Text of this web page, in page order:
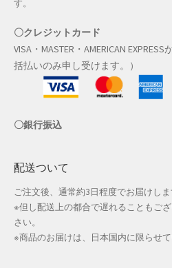
商品一覧
夏服ファッション特集
店舗一覧
成人の日特集
支払い
す。
〇クレジットカード
VISA・MASTER・AMERICAN
括払いのみ申し受けます。）
〇銀行振込
配送ついて
ご注文後、通常約3日程度でお届けしま
※但し配送上の都合で遅れることもご
さい。
※商品のお届けは、日本国内に限らせて